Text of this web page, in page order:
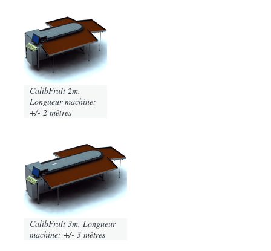
CalibFruit 2m.
Longueur machine:
+/- 2 mètres
CalibFruit 3m. Longueur
machine: +/- 3 mètres